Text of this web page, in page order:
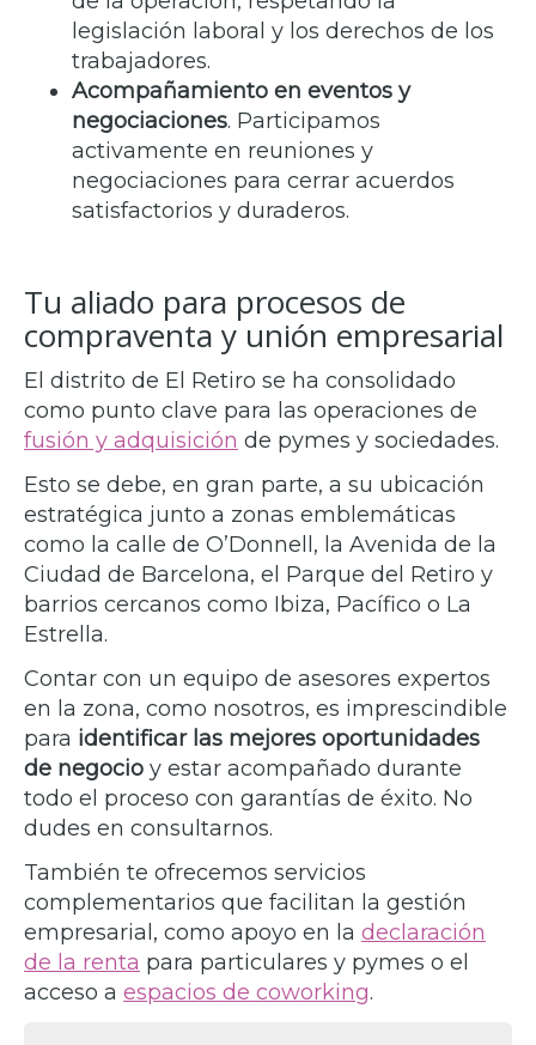
legislación laboral y los derechos de los
trabajadores.
Acompañamiento en eventos y
negociaciones. Participamos
activamente en reuniones y
negociaciones para cerrar acuerdos
satisfactorios y duraderos.
Tu aliado para procesos de
compraventa y unión empresarial
El distrito de El Retiro se ha consolidado
como punto clave para las operaciones de
fusión y adquisición de pymes y sociedades.
Esto se debe, en gran parte, a su ubicación
estratégica junto a zonas emblemáticas
como la calle de O’Donnell, la Avenida de la
Ciudad de Barcelona, el Parque del Retiro y
barrios cercanos como Ibiza, Pacífico o La
Estrella.
Contar con un equipo de asesores expertos
en la zona, como nosotros, es imprescindible
para identificar las mejores oportunidades
de negocio y estar acompañado durante
todo el proceso con garantías de éxito. No
dudes en consultarnos.
También te ofrecemos servicios
complementarios que facilitan la gestión
empresarial, como apoyo en la declaración
de la renta para particulares y pymes o el
acceso a espacios de coworking.